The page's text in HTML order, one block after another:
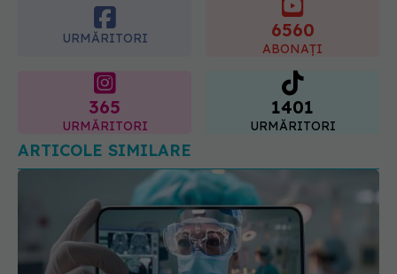
URMĂRITORI 6560
ABONAȚI
365
URMĂRITORI
1401
URMĂRITORI
ARTICOLE SIMILARE